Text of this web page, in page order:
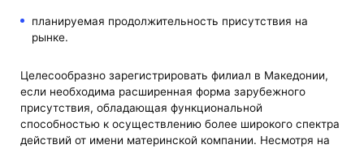
планируемая продолжительность присутствия на
рынке.
Целесообразно зарегистрировать филиал в Македонии,
если необходима расширенная форма зарубежного
присутствия, обладающая функциональной
способностью к осуществлению более широкого спектра
действий от имени материнской компании. Несмотря на